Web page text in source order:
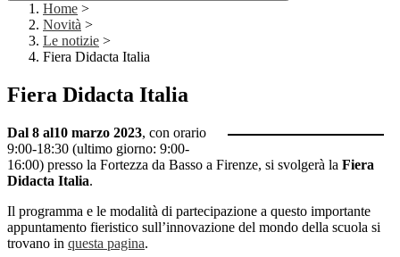
Home >
Novità >
Le notizie >
Fiera Didacta Italia
Fiera Didacta Italia
Dal 8 al10 marzo 2023, con orario
9:00-18:30 (ultimo giorno: 9:00-
16:00) presso la Fortezza da Basso a Firenze, si svolgerà la Fiera
Didacta Italia.
Il programma e le modalità di partecipazione a questo importante
appuntamento fieristico sull’innovazione del mondo della scuola si
trovano in questa pagina.